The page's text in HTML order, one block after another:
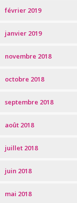
février 2019
janvier 2019
novembre 2018
octobre 2018
septembre 2018
août 2018
juillet 2018
juin 2018
mai 2018